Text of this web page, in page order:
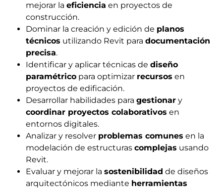
mejorar la eficiencia en proyectos de
construcción.
Dominar la creación y edición de planos
técnicos utilizando Revit para documentación
precisa.
Identificar y aplicar técnicas de diseño
paramétrico para optimizar recursos en
proyectos de edificación.
Desarrollar habilidades para gestionar y
coordinar proyectos colaborativos en
entornos digitales.
Analizar y resolver problemas comunes en la
modelación de estructuras complejas usando
Revit.
Evaluar y mejorar la sostenibilidad de diseños
arquitectónicos mediante herramientas